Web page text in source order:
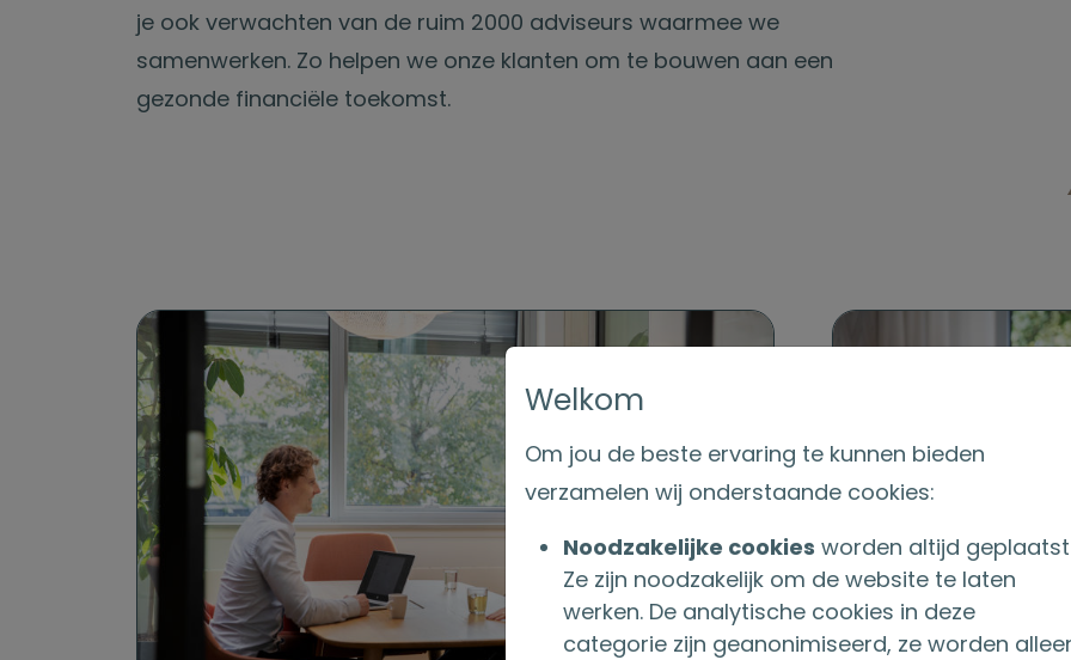
je ook verwachten van de ruim 2000 adviseurs waarmee we
samenwerken. Zo helpen we onze klanten om te bouwen aan een
gezonde financiële toekomst.
Welkom
Om jou de beste ervaring te kunnen bieden
verzamelen wij onderstaande cookies:
Noodzakelijke cookies worden altijd
Ze zijn noodzakelijk om de website te laten
werken. De analytische cookies in deze
categorie zijn geanonimiseerd, ze worden